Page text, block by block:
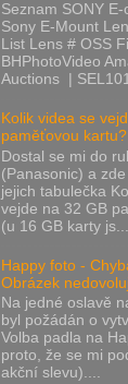
Seznam SONY
Sony E-Mount
List Lens # OSS
BHPhotoVideo
Auctions |
Kolik videa se
paměťovou kartu?
Dostal se mi do
(Panasonic) a
jejich tabulečka
vejde na 32 GB
(u 16 GB karty js...
Happy foto -
Obrázek
Na jedné oslavě
byl požádán o
Volba padla na
proto, že se mi
akční slevu)....